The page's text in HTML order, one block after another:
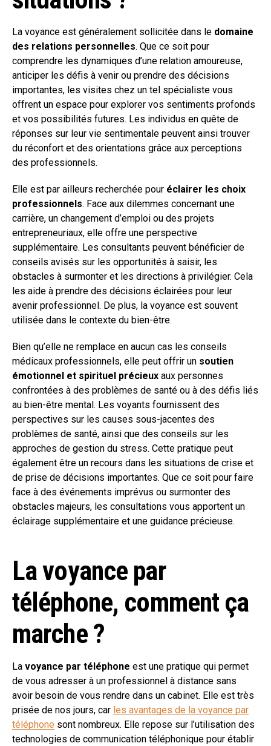
La voyance est généralement sollicitée dans le domaine
des relations personnelles. Que ce soit pour
comprendre les dynamiques d’une relation amoureuse,
anticiper les défis à venir ou prendre des décisions
importantes, les visites chez un tel spécialiste vous
offrent un espace pour explorer vos sentiments profonds
et vos possibilités futures. Les individus en quête de
réponses sur leur vie sentimentale peuvent ainsi trouver
du réconfort et des orientations grâce aux perceptions
des professionnels.
Elle est par ailleurs recherchée pour éclairer les choix
professionnels. Face aux dilemmes concernant une
carrière, un changement d’emploi ou des projets
entrepreneuriaux, elle offre une perspective
supplémentaire. Les consultants peuvent bénéficier de
conseils avisés sur les opportunités à saisir, les
obstacles à surmonter et les directions à privilégier. Cela
les aide à prendre des décisions éclairées pour leur
avenir professionnel. De plus, la voyance est souvent
utilisée dans le contexte du bien-être.
Bien qu’elle ne remplace en aucun cas les conseils
médicaux professionnels, elle peut offrir un soutien
émotionnel et spirituel précieux aux personnes
confrontées à des problèmes de santé ou à des défis liés
au bien-être mental. Les voyants fournissent des
perspectives sur les causes sous-jacentes des
problèmes de santé, ainsi que des conseils sur les
approches de gestion du stress. Cette pratique peut
également être un recours dans les situations de crise et
de prise de décisions importantes. Que ce soit pour faire
face à des événements imprévus ou surmonter des
obstacles majeurs, les consultations vous apportent un
éclairage supplémentaire et une guidance précieuse.
La voyance par
téléphone, comment ça
marche ?
La voyance par téléphone est une pratique qui permet
de vous adresser à un professionnel à distance sans
avoir besoin de vous rendre dans un cabinet. Elle est très
prisée de nos jours, car les avantages de la voyance par
téléphone sont nombreux. Elle repose sur l’utilisation des
technologies de communication téléphonique pour établir